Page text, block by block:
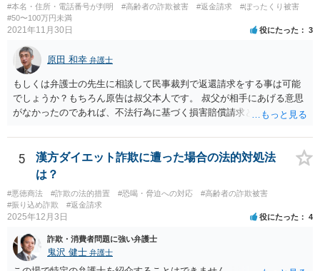
もって一方的に被害者に対して仕掛けるものであり、根本的に被害者
に生じた痛みをともに分け合うための基盤を欠く上、取引的不法行為
における加害者の故意は、通常、被害者の落ち度或いは弱み、不意、
不用意、不注意、未熟、無能、無知、愚昧等に対して向けられ、それ
らにつけ込むものであるから、被害者が加害者の思惑どおりに落ち度
等を示したからといって、これをもって被害者の過失と評価し、被害
者の加害者に対する損害賠償から被害者の落ち度等相当分を減額する
ことにすれば必ず不法行為の成果をその分確保することができること
になるが、そのような事態を容認することは、結果として、不法行為
て、故意の不法行為の場合、特段の事情がない限り、被害者の落ち度
等を過失と評価して損害額の減額事由とすることは許されない。」と
判示した。 （２）東京高等裁判所平成３０年５月２３日裁判例 裁判所
は、「故意ある不法行為（詐欺行為）に対する過失相殺の適用」につ
いて「本件のような故意による不法行為であって犯罪成立可能性すら
あるものによる被害について、過失相殺をすることは、極力避けるべ
きである。・・・過失相殺は、当事者間の公平を図るため、損害賠償
の額を定めるに当たって、被害者の過失を考慮する制度であるとこ
#本名・住所・電話番号が判明 #高齢者の詐欺被害 #返金請求
#ぼったくり被害
#50〜100万円未満
2021年11月30日 役にたった 3
原田 和幸 弁護士
もしくは弁護士の先生に相談して民事裁判で返還請求をする事は可能
でしょうか？もちろん原告は叔父本人です。 叔父が相手にあげる意思
がなかったのであれば、不法行為に基づく損害賠償請求とか不当利得
5
漢方ダイエット詐欺に遭った場合の法的対処法
は？
#悪徳商法 #詐欺の法的措置 #恐喝・脅迫への対応
#高齢者の詐欺被害
#振り込め詐欺
#返金請求
2025年12月3日 役にたった 4
詐欺・消費者問題に強い弁護士
鬼沢 健士 弁護士